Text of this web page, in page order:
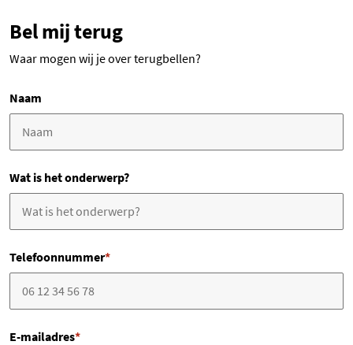
Bel mij terug
Waar mogen wij je over terugbellen?
Naam
Wat is het onderwerp?
Telefoonnummer*
E-mailadres*